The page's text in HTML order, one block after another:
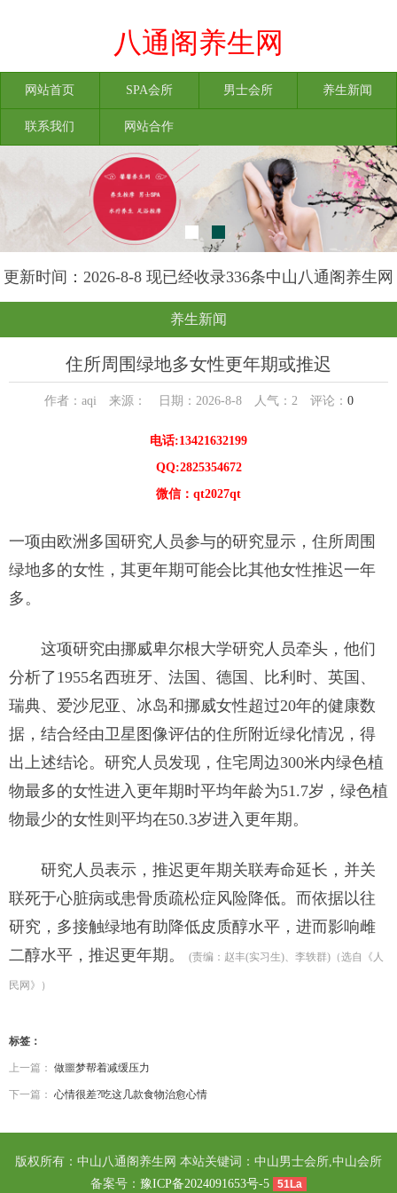
八通阁养生网
网站首页 SPA会所 男士会所 养生新闻
联系我们 网站合作
更新时间：2026-8-8 现已经收录336条中山八通阁养生网
信息
养生新闻
住所周围绿地多女性更年期或推迟
作者：aqi 来源： 日期：2026-8-8 人气： 2评论： 0
电话:13421632199
QQ:2825354672
微信：qt2027qt
一项由欧洲多国研究人员参与的研究显示，住所周围
绿地多的女性，其更年期可能会比其他女性推迟一年
多。
这项研究由挪威卑尔根大学研究人员牵头，他们
分析了1955名西班牙、法国、德国、比利时、英国、
瑞典、爱沙尼亚、冰岛和挪威女性超过20年的健康数
据，结合经由卫星图像评估的住所附近绿化情况，得
出上述结论。研究人员发现，住宅周边300米内绿色植
物最多的女性进入更年期时平均年龄为51.7岁，绿色植
物最少的女性则平均在50.3岁进入更年期。
研究人员表示，推迟更年期关联寿命延长，并关
联死于心脏病或患骨质疏松症风险降低。而依据以往
研究，多接触绿地有助降低皮质醇水平，进而影响雌
二醇水平，推迟更年期。
(责编：赵丰(实习生)、李轶群)（选自《人
民网》）
标签：
上一篇： 做噩梦帮着减缓压力
下一篇： 心情很差?吃这几款食物治愈心情
版权所有：中山八通阁养生网 本站关键词：中山男士会所,中山会所
备案号： 豫ICP备2024091653号-5 51La